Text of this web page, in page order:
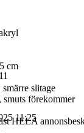
cm
slitage
förekommer
HELA
11:25